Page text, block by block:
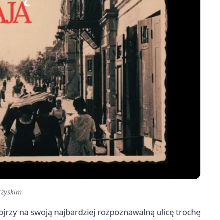
na swoją najbardziej rozpoznawalną ulicę trochę